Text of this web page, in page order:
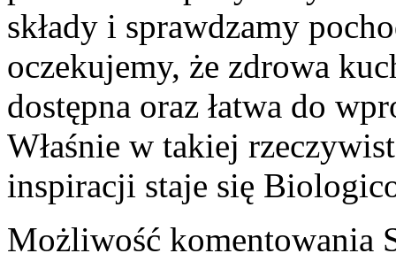
składy i sprawdzamy
oczekujemy, że zdrowa
dostępna oraz łatwa do
Właśnie w takiej
inspiracji staje się
Możliwość komentowania